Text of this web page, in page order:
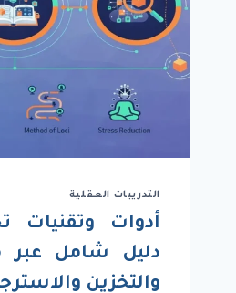
التدريبات العقلية
أدوات وتقنيات
دليل شامل عبر
والتخزين